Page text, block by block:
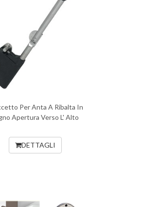
Per Anta A Ribalta In
Apertura Verso L' Alto
DETTAGLI